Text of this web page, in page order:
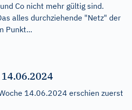
Co nicht mehr gültig sind.
alles durchziehende "Netz" der
Punkt...
14.06.2024 erschien zuerst